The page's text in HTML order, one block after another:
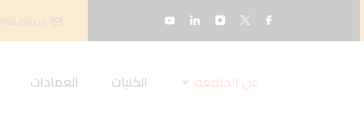
عن الجامعة الكليات العمادات